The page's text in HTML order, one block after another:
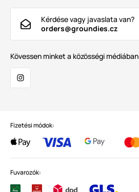
Kérdése vagy javaslata van?
orders@groundies.cz
Kövessen minket a közösségi médiában
Fizetési módok:
Fuvarozók: